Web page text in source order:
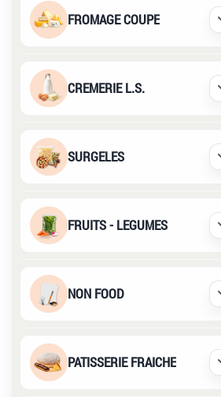
FROMAGE COUPE
CREMERIE L.S.
SURGELES
FRUITS - LEGUMES
NON FOOD
PATISSERIE FRAICHE